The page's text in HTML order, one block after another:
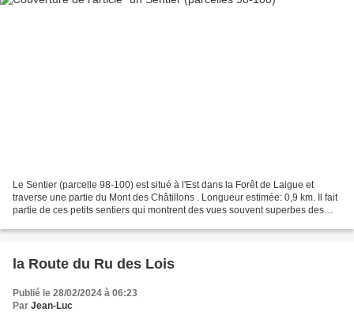
Le Sentier (parcelle 98-100) est situé à l'Est dans la Forêt de Laigue et
traverse une partie du Mont des Châtillons . Longueur estimée: 0,9 km. Il fait
partie de ces petits sentiers qui montrent des vues souvent superbes des
la Route du Ru des Lois
Publié le 28/02/2024 à 06:23
Par Jean-Luc